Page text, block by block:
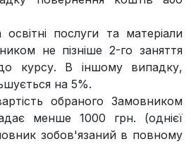
послуги та матеріали
не пізніше 2-го заняття
курсу. В іншому випадку,
на 5%.
обраного Замовником
менше 1000 грн. (однієї
зобов'язаний в повному